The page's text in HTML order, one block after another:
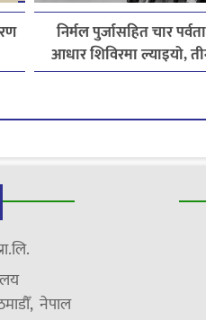
निर्मल पुर्जासहित चार
आधार शिविरमा ल्याइयो,
नेपाल